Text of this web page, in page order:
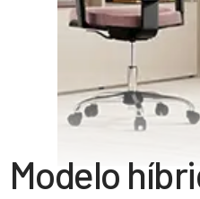
Modelo